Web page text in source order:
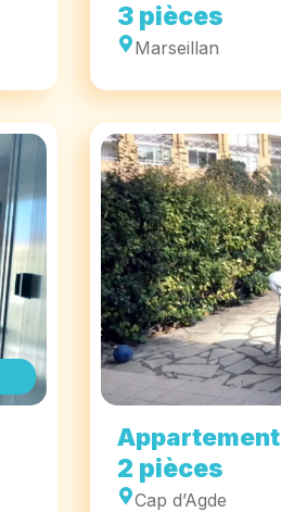
3 pièces
Marseillan
Appartement
2 pièces
Cap d’Agde